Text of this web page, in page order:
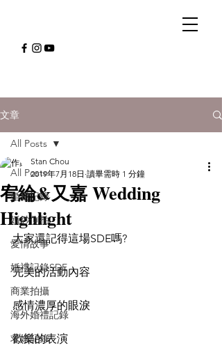
文章
All Posts
婚禮記錄
婚紗側拍
愛情故事
婚禮記錄SDE
商業拍攝
海外婚禮記錄
求婚記錄
All Posts
宥綸&又嘉 Wedding
Highlight
Stan Chou
2019年7月18日 讀畢需時 1 分鐘
大家還記得這場SDE嗎?
完美的活動內容
感情濃厚的眼淚
歡樂的表演